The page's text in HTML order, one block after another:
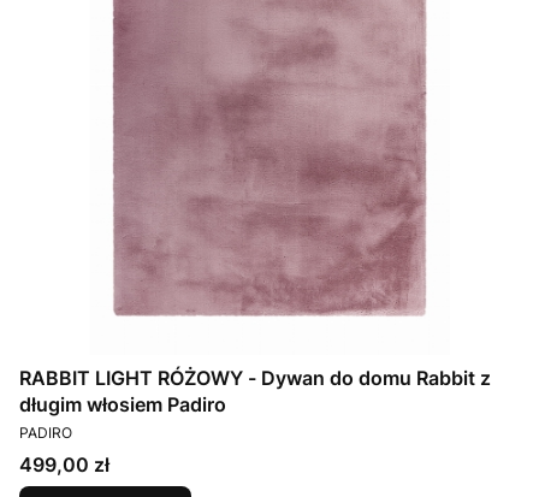
RABBIT LIGHT RÓŻOWY - Dywan do domu Rabbit z
długim włosiem Padiro
PRODUCENT
PADIRO
Cena
499,00 zł